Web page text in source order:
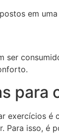
ser
para
isso, é